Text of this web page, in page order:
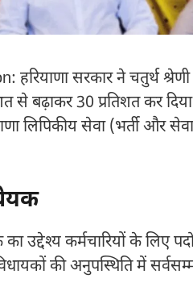
सरकार ने चतुर्थ श्रेणी
से बढ़ाकर 30 प्रतिशत कर
लिपिकीय सेवा (भर्ती और
कर्मचारियों के लिए
की अनुपस्थिति में